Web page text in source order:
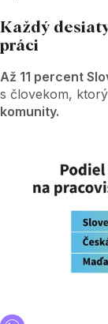
Každý
práci
Až 11 percent
s človekom,
komunity.